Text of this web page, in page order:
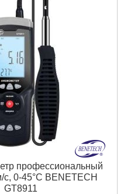
0.3 - 45 м/с
± 3%
мм
260x180x50 мм
профессиональный
0-45°C BENETECH
GT8911